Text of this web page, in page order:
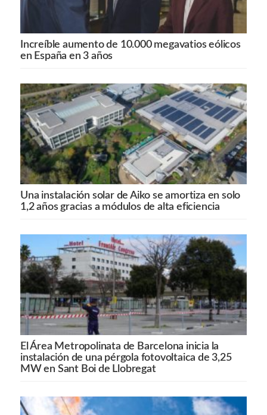
Increíble aumento de 10.000 megavatios eólicos
en España en 3 años
Una instalación solar de Aiko se amortiza en solo
1,2 años gracias a módulos de alta eficiencia
El Área Metropolinata de Barcelona inicia la
instalación de una pérgola fotovoltaica de 3,25
MW en Sant Boi de Llobregat